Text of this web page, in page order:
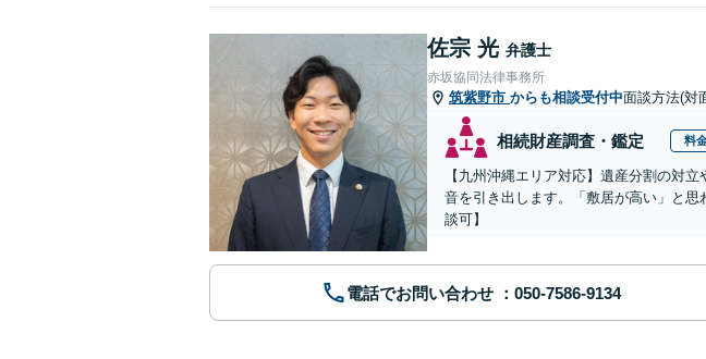
佐宗 光 弁護士
赤坂協同法律事務所
筑紫野市 からも相談受付中面談方法(対
相続財産調査・鑑定 料
【九州沖縄エリア対応】遺産分割の対
音を引き出します。「敷居が高い」と
談可】
電話でお問い合わせ